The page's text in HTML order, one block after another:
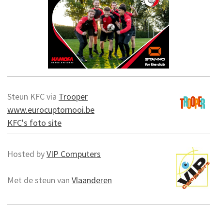
Steun KFC via Trooper
www.eurocuptornooi.be
KFC's foto site
Hosted byVIP Computers
Met de steun van Vlaanderen